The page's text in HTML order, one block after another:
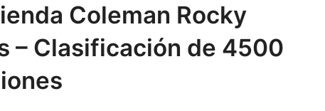
Coleman Rocky
– Clasificación de 4500